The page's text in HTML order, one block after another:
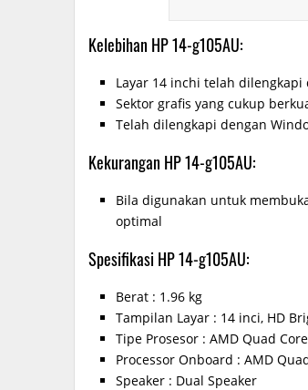
Kelebihan HP 14-g105AU:
Layar 14 inchi telah dilengkapi
Sektor grafis yang cukup
Telah dilengkapi dengan
Kekurangan HP 14-g105AU:
Bila digunakan untuk
optimal
Spesifikasi HP 14-g105AU:
Berat : 1.96 kg
Tampilan Layar : 14 inci, HD
Tipe Prosesor : AMD Quad
Processor Onboard : AMD
Speaker : Dual Speaker